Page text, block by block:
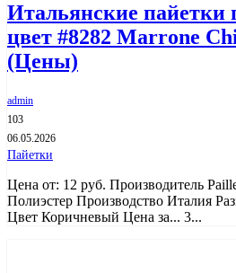
Итальянские пайетки
цвет #8282 Marrone
(Цены)
admin
103
06.05.2026
Пайетки
Цена от: 12 руб. Производитель
Полиэстер Производство Италия
Цвет Коричневый Цена за... 3...